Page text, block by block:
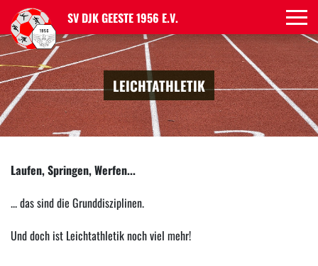
SV DJK GEESTE 1956 E.V.
LEICHTATHLETIK
Laufen, Springen, Werfen...
... das sind die Grunddisziplinen.
Und doch ist Leichtathletik noch viel mehr!